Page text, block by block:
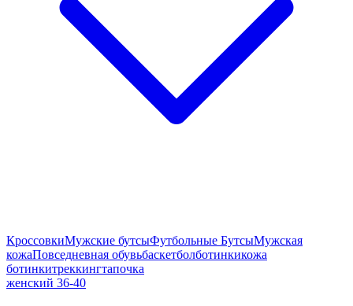
КроссовкиМужские бутсыФутбольные БутсыМужская
кожаПовседневная обувьбаскетболботинкикожа
ботинкитреккингтапочка
женский 36-40